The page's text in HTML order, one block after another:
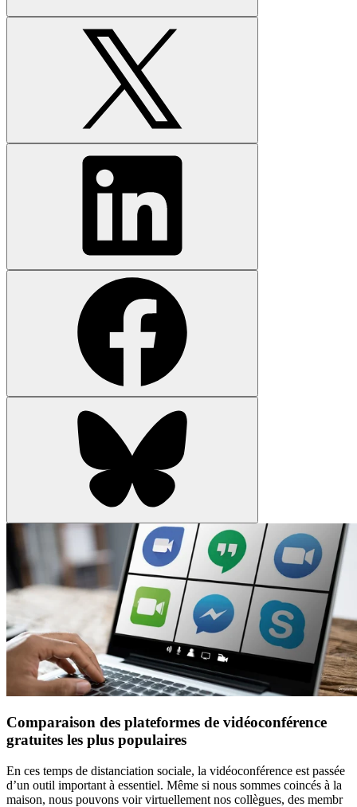
Comparaison des plateformes de vidéoconférence
gratuites les plus populaires
En ces temps de distanciation sociale, la vidéoconférence est passée
d’un outil important à essentiel. Même si nous sommes coincés à la
maison, nous pouvons voir virtuellement nos collègues, des membr